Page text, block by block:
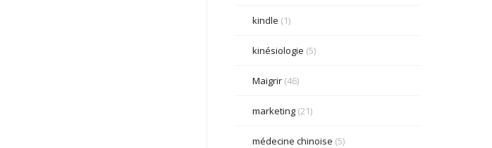
kindle (1)
kinésiologie (5)
Maigrir(46)
marketing(21)
médecine chinoise (5)